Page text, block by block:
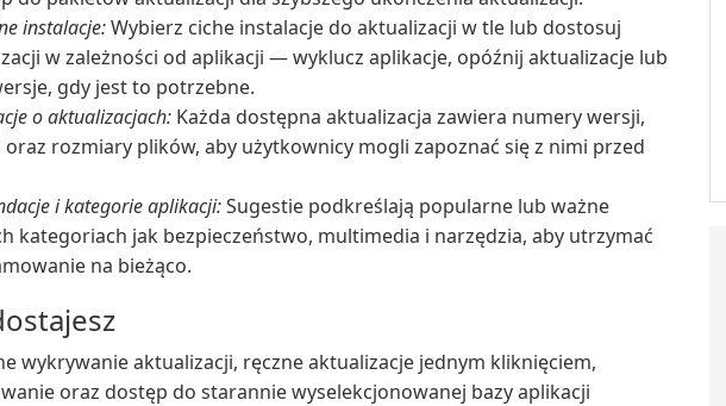
instalacje:Wybierz ciche instalacje do aktualizacji w tle lub dostosuj
w zależności od aplikacji — wyklucz aplikacje, opóźnij aktualizacje lub
gdy jest to potrzebne.
o aktualizacjach: Każda dostępna aktualizacja zawiera numery wersji,
rozmiary plików, aby użytkownicy mogli zapoznać się z nimi przed
i kategorie aplikacji:Sugestie podkreślają popularne lub ważne
kategoriach jak bezpieczeństwo, multimedia i narzędzia, aby utrzymać
na bieżąco.
wykrywanie aktualizacji, ręczne aktualizacje jednym kliknięciem,
oraz dostęp do starannie wyselekcjonowanej bazy aplikacji